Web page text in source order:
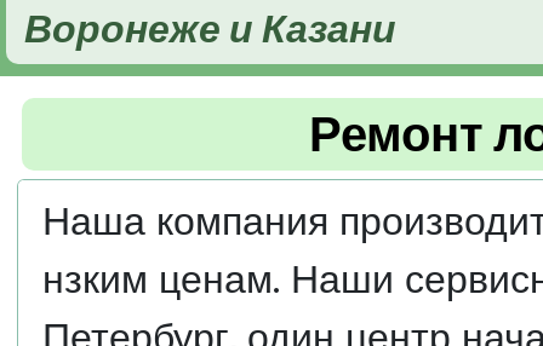
Воронеже и Казани
Ремонт
Наша компания
нзким ценам. Наши